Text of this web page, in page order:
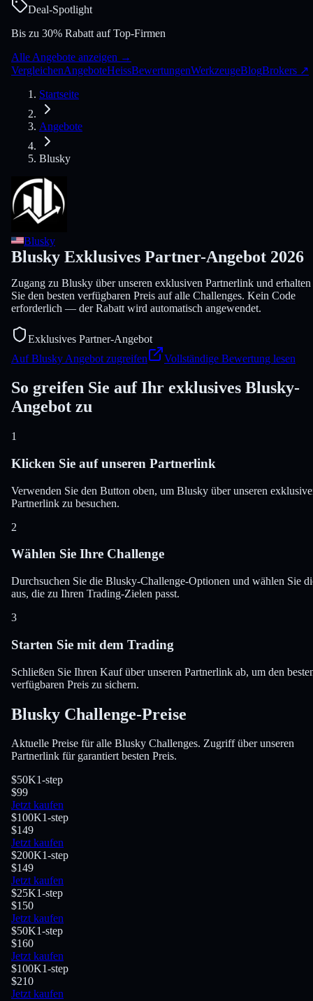
Deal-Spotlight
Bis zu 30% Rabatt auf Top-Firmen
Alle Angebote anzeigen →
VergleichenAngeboteHeissBewertungenWerkzeugeBlogBrokers ↗
Startseite
Angebote
Blusky
Blusky
Blusky Exklusives Partner-Angebot 2026
Zugang zu Blusky über unseren exklusiven Partnerlink und erhalten
Sie den besten verfügbaren Preis auf alle Challenges. Kein Code
erforderlich — der Rabatt wird automatisch angewendet.
Exklusives Partner-Angebot
Auf Blusky Angebot zugreifen
Vollständige Bewertung lesen
So greifen Sie auf Ihr exklusives Blusky-
Angebot zu
1
Klicken Sie auf unseren Partnerlink
Verwenden Sie den Button oben, um Blusky über unseren
Partnerlink zu besuchen.
2
Wählen Sie Ihre Challenge
Durchsuchen Sie die Blusky-Challenge-Optionen und wählen Sie
aus, die zu Ihren Trading-Zielen passt.
3
Starten Sie mit dem Trading
Schließen Sie Ihren Kauf über unseren Partnerlink ab, um den
verfügbaren Preis zu sichern.
Blusky Challenge-Preise
Aktuelle Preise für alle Blusky Challenges. Zugriff über unseren
Partnerlink für garantiert besten Preis.
$50K1-step
$99
Jetzt kaufen
$100K1-step
$149
Jetzt kaufen
$200K1-step
$149
Jetzt kaufen
$25K1-step
$150
Jetzt kaufen
$50K1-step
$160
Jetzt kaufen
$100K1-step
$210
Jetzt kaufen